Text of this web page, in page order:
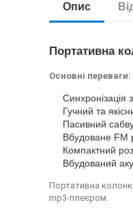
Опис
Портативна
Основні переваги:
Синхронізація
Гучний та
Пасивний
Вбудоване FM
Компактний
Вбудований
Портативна
mp3-плеєром.